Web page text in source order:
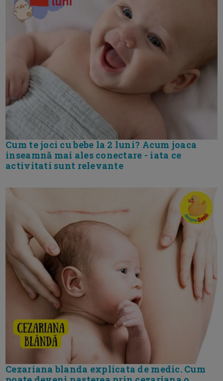
Cum te joci cu bebe la 2 luni? Acum joaca
inseamnă mai ales conectare - iata ce
activitati sunt relevante
Cezariana blanda explicata de medic. Cum